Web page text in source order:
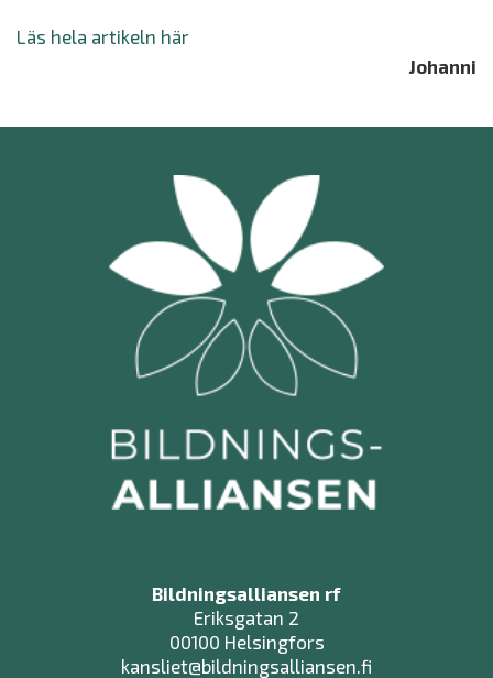
Läs hela artikeln här
Johanni
Bildningsalliansen rf
Eriksgatan 2
00100 Helsingfors
kansliet@bildningsalliansen.fi